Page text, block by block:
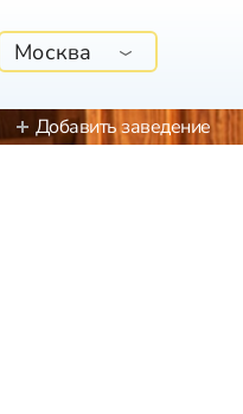
Москва
Добавить заведение